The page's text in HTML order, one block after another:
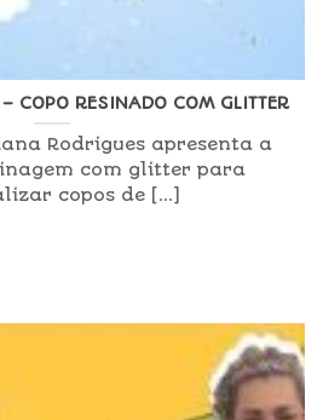
RESINADO COM GLITTER
Rodrigues apresenta a
com glitter para
copos de [...]